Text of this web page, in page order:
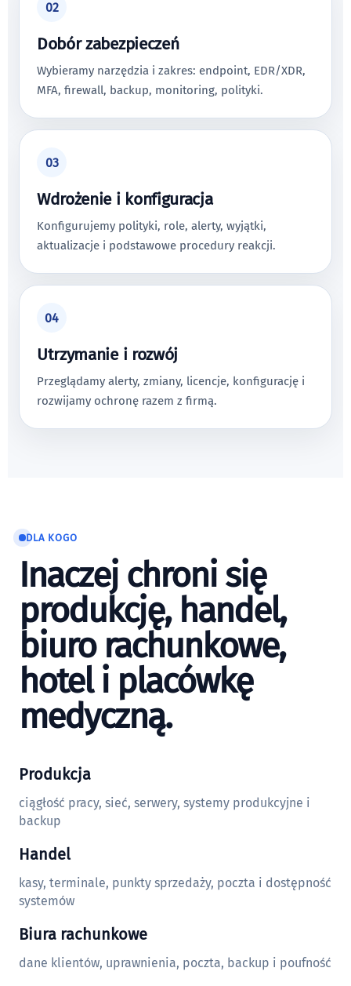
02
Dobór zabezpieczeń
Wybieramy narzędzia i zakres: endpoint, EDR/XDR,
MFA, firewall, backup, monitoring, polityki.
03
Wdrożenie i konfiguracja
Konfigurujemy polityki, role, alerty, wyjątki,
aktualizacje i podstawowe procedury reakcji.
04
Utrzymanie i rozwój
Przeglądamy alerty, zmiany, licencje, konfigurację i
rozwijamy ochronę razem z firmą.
DLA KOGO
Inaczej chroni się
produkcję, handel,
biuro rachunkowe,
hotel i placówkę
medyczną.
Produkcja
ciągłość pracy, sieć, serwery, systemy produkcyjne i
backup
Handel
kasy, terminale, punkty sprzedaży, poczta i dostępność
systemów
Biura rachunkowe
dane klientów, uprawnienia, poczta, backup i poufność